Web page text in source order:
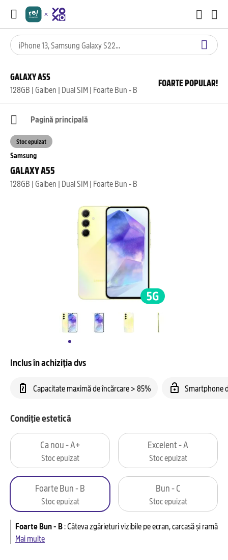
GALAXY A55
128GB | Galben | Dual SIM | Foarte Bun - B
FOARTE POPULAR!
Pagină principală
Samsung
GALAXY A55
128GB | Galben | Dual SIM | Foarte Bun - B
Stoc epuizat
Inclus în achiziția dvs
Capacitate maximă de încărcare > 85% Smartphone
Condiție estetică
Ca nou - A+
Stoc epuizat
Excelent - A
Stoc epuizat
Foarte Bun - B
Stoc epuizat
Bun - C
Stoc epuizat
Foarte Bun - B:Câteva zgârieturi vizibile pe ecran, carcasă și ramă
Mai multe